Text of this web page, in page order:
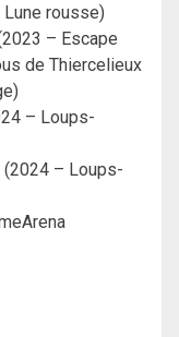
rousse)
– Escape
de Thiercelieux
– Loups-
– Loups-